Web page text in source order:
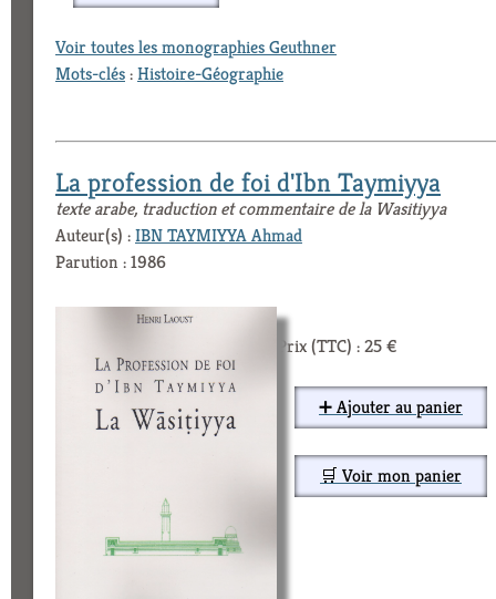
Voir toutes les monographies Geuthner
Mots-clés:Histoire-Géographie
La profession de foi d'Ibn Taymiyya
texte arabe, traduction et commentaire de la Wasitiyya
Auteur(s) :IBN TAYMIYYA Ahmad
Parution : 1986
Prix (TTC) : 25 €
➕ Ajouter au panier
🛒 Voir mon panier